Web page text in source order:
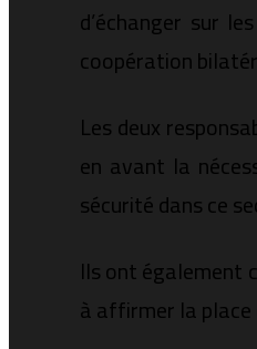
d’échanger sur
coopération
Les deux
en avant la
sécurité dans ce
Ils ont également
à affirmer la place